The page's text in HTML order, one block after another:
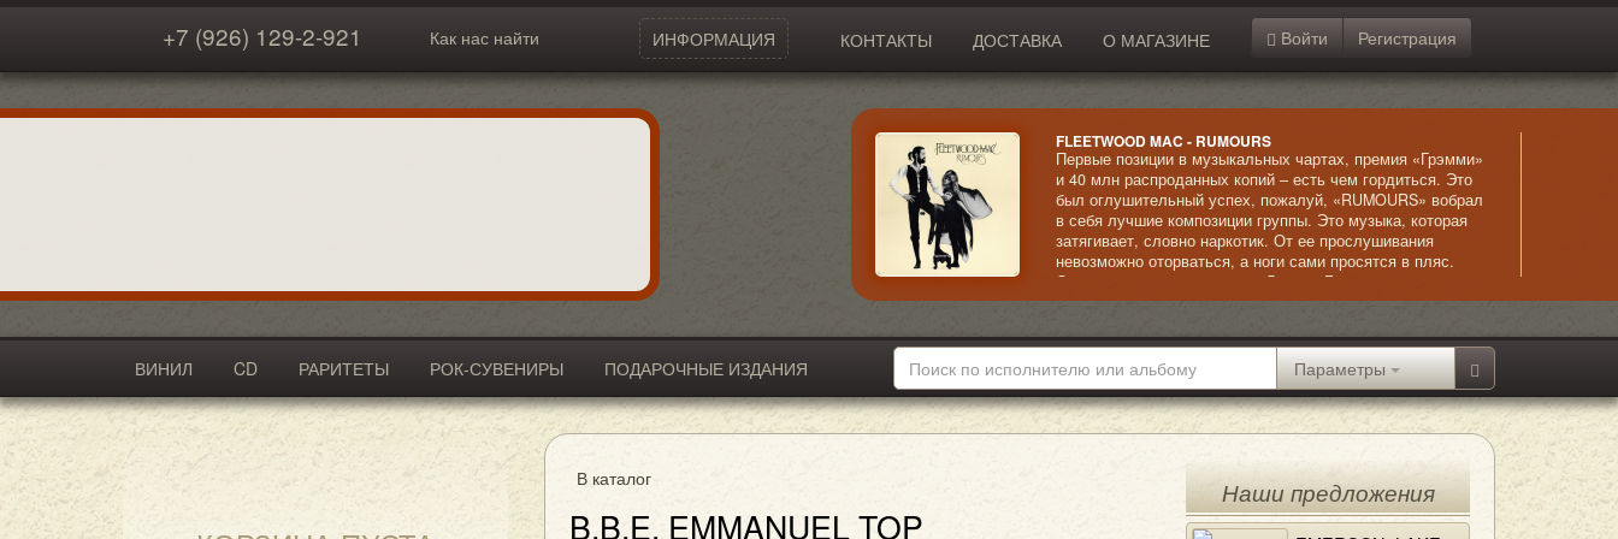
+7 (926) 129-2-921 Как нас найти ИНФОРМАЦИЯ КОНТАКТЫ ДОСТАВКА О МАГАЗИНЕ Войти Регистрация
FLEETWOOD MAC - RUMOURS
Первые позиции в музыкальных чартах, премия «Грэмми»
и 40 млн распроданных копий – есть чем гордиться. Это
был оглушительный успех, пожалуй, «RUMOURS» вобрал
в себя лучшие композиции группы. Это музыка, которая
затягивает, словно наркотик. От ее прослушивания
невозможно оторваться, а ноги сами просятся в пляс.
Особенно впечатляет голос Линдси Бакингем –
обволакивающе сексуальный и чувственный.
ВИНИЛ CD РАРИТЕТЫ РОК-СУВЕНИРЫ
ПОДАРОЧНЫЕ ИЗДАНИЯ
АКСЕССУАРЫ
Параметры
В каталог
B.B.E. EMMANUEL TOP
Наши предложения